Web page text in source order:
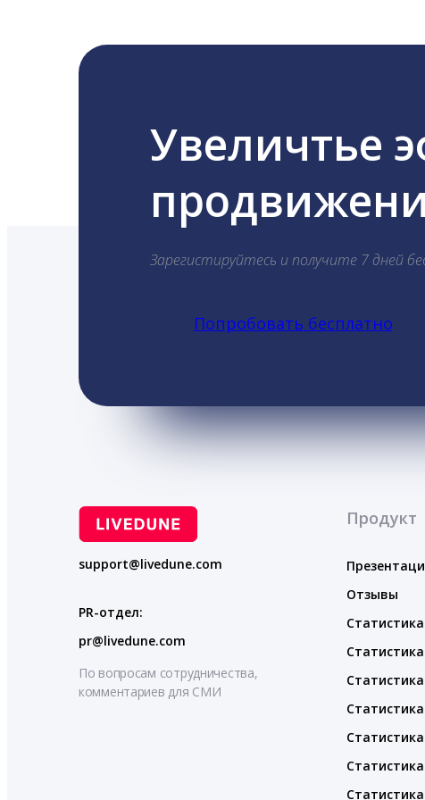
Увеличтье
Зарегистируйтесь и получите 7 дней
Попробовать бесплатно
support@livedune.com
PR-отдел:
pr@livedune.com
По вопросам сотрудничества,
комментариев для СМИ
Продукт
Отзывы